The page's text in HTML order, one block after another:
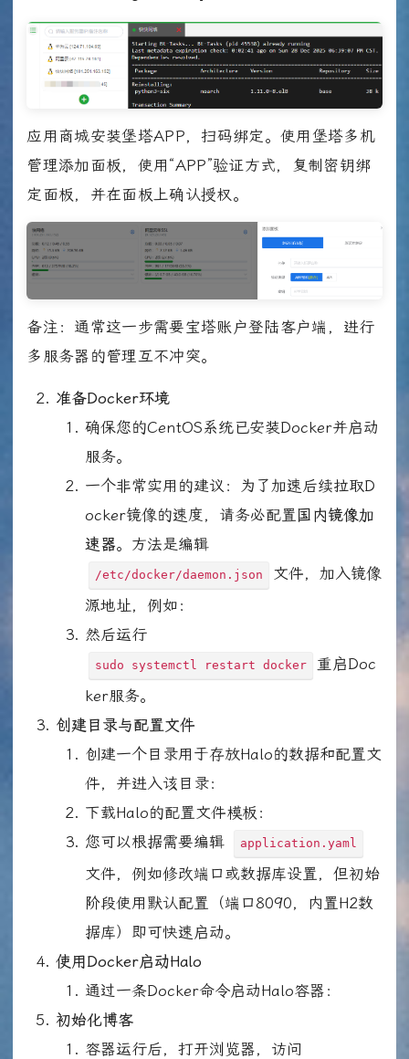
应用商城安装堡塔APP，扫码绑定。使用堡塔多机
管理添加面板，使用“APP”验证方式，复制密钥绑
定面板，并在面板上确认授权。
备注：通常这一步需要宝塔账户登陆客户端，进行
多服务器的管理互不冲突。
准备Docker环境
确保您的CentOS系统已安装Docker并启动
服务。
一个非常实用的建议：为了加速后续拉取D
ocker镜像的速度，请务必配置国内镜像加
速器。方法是编辑
/etc/docker/daemon.json
文件，加入镜像
源地址，例如：
然后运行
sudo systemctl restart docker
重启Doc
ker服务。
创建目录与配置文件
创建一个目录用于存放Halo的数据和配置文
件，并进入该目录：
下载Halo的配置文件模板：
您可以根据需要编辑
application.yaml
文件，例如修改端口或数据库设置，但初始
阶段使用默认配置（端口8090，内置H2数
据库）即可快速启动。
使用Docker启动Halo
通过一条Docker命令启动Halo容器：
初始化博客
容器运行后，打开浏览器，访问